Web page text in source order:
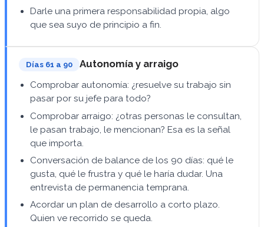
Darle una primera responsabilidad propia, algo
que sea suyo de principio a fin.
Días 61 a 90 Autonomía y arraigo
Comprobar autonomía: ¿resuelve su trabajo sin
pasar por su jefe para todo?
Comprobar arraigo: ¿otras personas le consultan,
le pasan trabajo, le mencionan? Esa es la señal
que importa.
Conversación de balance de los 90 días: qué le
gusta, qué le frustra y qué le haría dudar. Una
entrevista de permanencia temprana.
Acordar un plan de desarrollo a corto plazo.
Quien ve recorrido se queda.